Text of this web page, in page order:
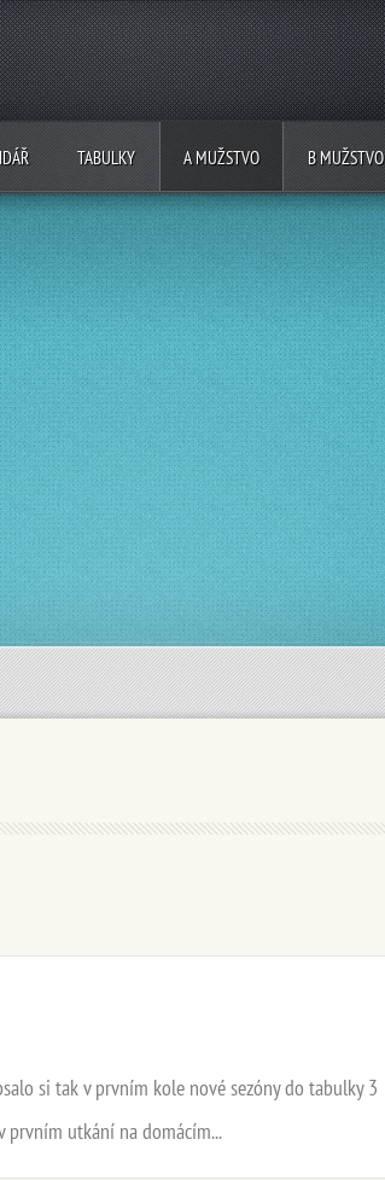
TABULKY A MUŽSTVO B MUŽSTVO
si tak v prvním kole nové sezóny do tabulky 3
prvním utkání na domácím...